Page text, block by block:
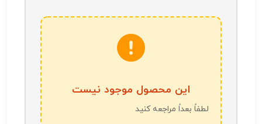
این محصول موجود نیست
لطفاً بعداً مراجعه کنید